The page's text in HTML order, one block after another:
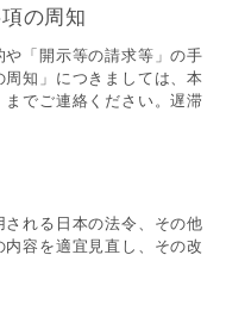
の周知
「開⽰等の請求等」の⼿
知」につきましては、本
でご連絡ください。遅滞
れる⽇本の法令、その他
容を適宜⾒直し、その改